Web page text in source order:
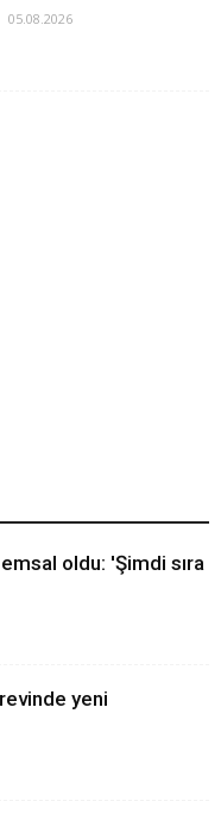
05.08.2026
oldu: 'Şimdi sıra
yeni